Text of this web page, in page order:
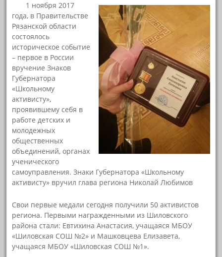
1 ноября 2017
года, в Правительстве
Рязанской области
состоялось
историческое событие
– первое в России
вручение Знаков
Губернатора
«Школьному
активисту»,
проявившему себя в
работе детских и
молодежных
общественных
объединений, органах
ученического
самоуправления. Знаки Губернатора «Школьному
активисту» вручил глава региона Николай Любимов
Свои первые медали сегодня получили 50 активистов
региона. Первыми награжденными из Шиловского
района стали: Евтихина Анастасия, учащаяся МБОУ
«Шиловская СОШ №2» и Машковцева Елизавета,
учащаяся МБОУ «Шиловская СОШ №1».